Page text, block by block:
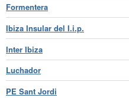
Formentera
Ibiza Insular del I.i.p.
Inter Ibiza
Luchador
PE Sant Jordi